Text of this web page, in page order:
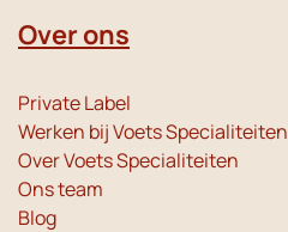
Over ons
Private Label
Werken bij Voets Specialiteiten
Over Voets Specialiteiten
Ons team
Blog